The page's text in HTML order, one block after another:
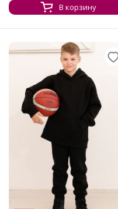
В корзину